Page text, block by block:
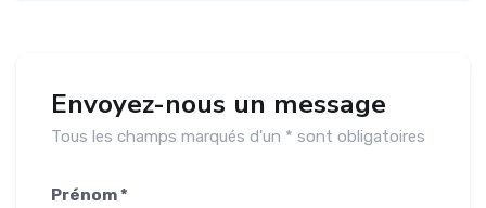
Envoyez-nous un message
Tous les champs marqués d'un * sont obligatoires
Prénom *